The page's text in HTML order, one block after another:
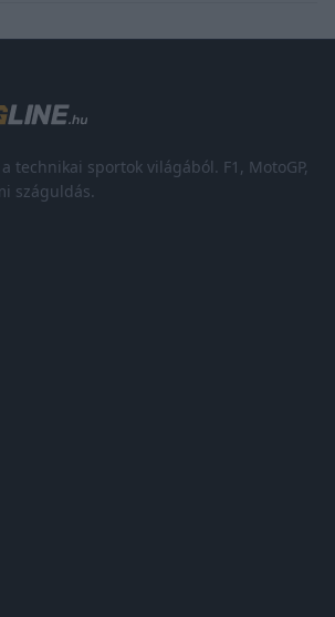
technikai sportok világából. F1, MotoGP,
száguldás.